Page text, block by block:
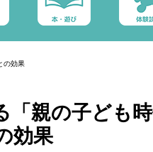
の効果
「親の子ども
効果